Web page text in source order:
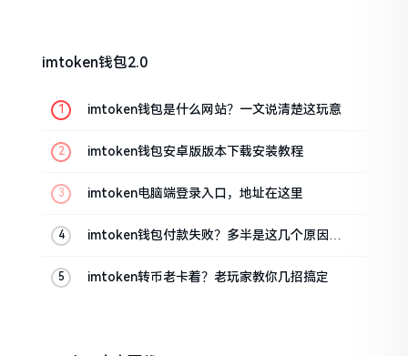
imtoken钱包2.0
imtoken钱包是什么网站？一文说清楚这玩意
imtoken钱包安卓版版本下载安装教程
imtoken电脑端登录入口，地址在这里
imtoken钱包付款失败？多半是这几个原因闹
imtoken转币老卡着？老玩家教你几招搞定